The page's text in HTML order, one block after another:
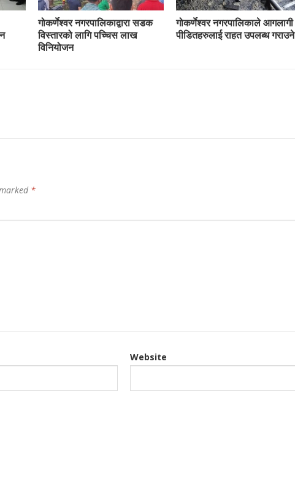
गोकर्णेश्वर नगरपालिकाद्वारा सडक
विस्तारको लागि पच्चिस लाख
विनियोजन
गोकर्णेश्वर नगरपालिकाले आगलागी
पीडितहरुलाई राहत उपलब्ध गराउने
*
Website